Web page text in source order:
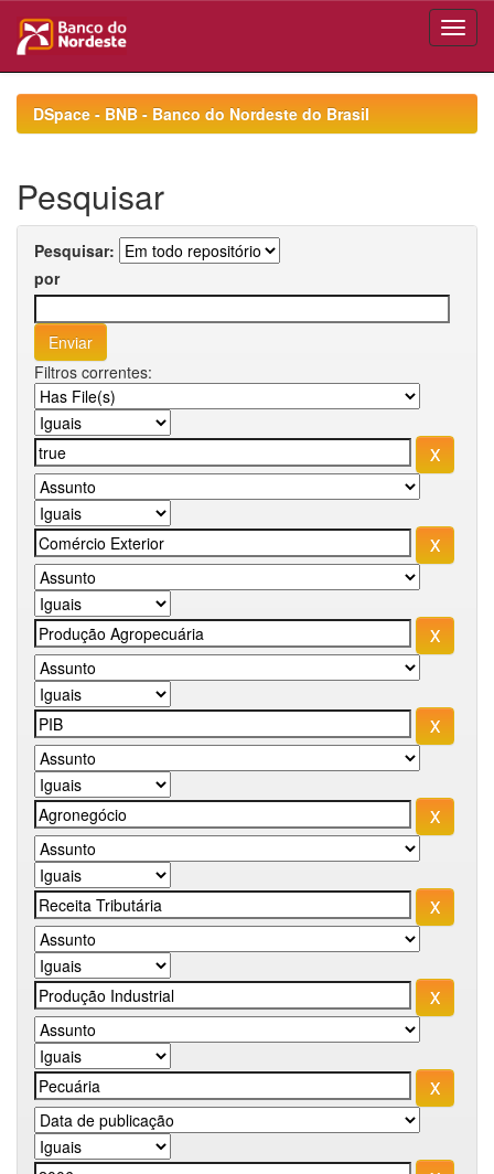
navigationDSpace - BNB - Banco do Nordeste do Brasil
Pesquisar
Pesquisar:
por
Filtros correntes: